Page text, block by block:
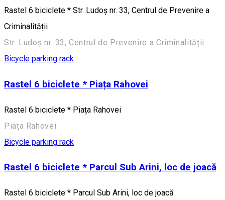
Rastel 6 biciclete * Str. Ludoș nr. 33, Centrul de Prevenire a
Criminalității
Str. Ludoș nr. 33, Centrul de Prevenire a Criminalității
Bicycle parking rack
Rastel 6 biciclete * Piața Rahovei
Rastel 6 biciclete * Piața Rahovei
Piața Rahovei
Bicycle parking rack
Rastel 6 biciclete * Parcul Sub Arini, loc de joacă
Rastel 6 biciclete * Parcul Sub Arini, loc de joacă